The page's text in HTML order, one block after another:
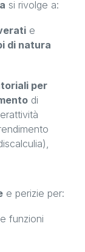
si rivolge a:
e
di natura
per
di
e perizie per:
funzioni